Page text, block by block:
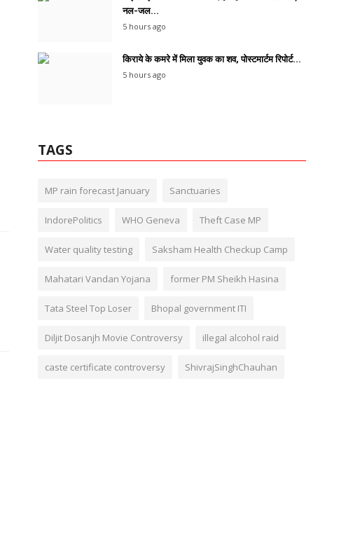
नल-जल...
5 hours ago
किराये के कमरे में मिला युवक का शव, पोस्टमार्टम रिपोर्ट...
5 hours ago
TAGS
MP rain forecast January Sanctuaries
IndorePolitics WHO Geneva Theft Case MP
Water quality testing Saksham Health Checkup Camp
Mahatari Vandan Yojana former PM Sheikh Hasina
Tata Steel Top Loser Bhopal government ITI
Diljit Dosanjh Movie Controversy illegal alcohol raid
caste certificate controversy ShivrajSinghChauhan